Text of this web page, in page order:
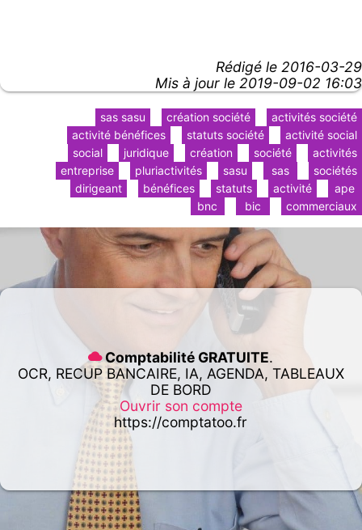
Rédigé le 2016-03-29
Mis à jour le 2019-09-02 16:03
activités société
création société
sas sasu
activité social
statuts société
activité bénéfices
activités
société
création
juridique
social
sociétés
sas
sasu
pluriactivités
entreprise
ape
activité
statuts
bénéfices
dirigeant
commerciaux
bic
bnc
Comptabilité GRATUITE.
OCR, RECUP BANCAIRE, IA, AGENDA, TABLEAUX
DE BORD
Ouvrir son compte
https://comptatoo.fr